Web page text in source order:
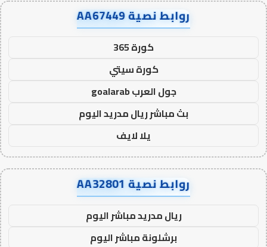
روابط نصية AA67449
كورة 365
كورة سيتي
جول العرب goalarab
بث مباشر ريال مدريد اليوم
يلا لايف
روابط نصية AA32801
ريال مدريد مباشر اليوم
برشلونة مباشر اليوم